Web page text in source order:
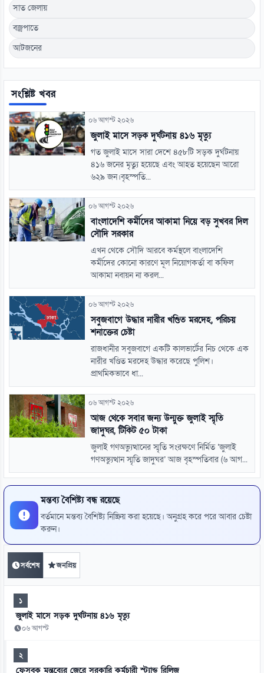
সাত জেলায়
বজ্রপাতে
আটজনের
সংশ্লিষ্ট খবর
০৬ আগস্ট ২০২৬
জুলাই মাসে সড়ক দুর্ঘটনায় ৪১৬ মৃত্যু
গত জুলাই মাসে সারা দেশে ৪৫৮টি সড়ক দুর্ঘটনায়
৪১৬ জনের মৃত্যু হয়েছে এবং আহত হয়েছেন আরো
৬২৯ জন।বৃহস্পতি...
০৬ আগস্ট ২০২৬
বাংলাদেশি কর্মীদের আকামা নিয়ে বড় সুখবর দিল
সৌদি সরকার
এখন থেকে সৌদি আরবে কর্মস্থলে বাংলাদেশি
কর্মীদের কোনো কারণে মূল নিয়োগকর্তা বা কফিল
আকামা নবায়ন না করল...
০৬ আগস্ট ২০২৬
সবুজবাগে উদ্ধার নারীর খণ্ডিত মরদেহ, পরিচয়
শনাক্তের চেষ্টা
রাজধানীর সবুজবাগে একটি কালভার্টের নিচ থেকে এক
নারীর খণ্ডিত মরদেহ উদ্ধার করেছে পুলিশ।
প্রাথমিকভাবে ধা...
০৬ আগস্ট ২০২৬
আজ থেকে সবার জন্য উন্মুক্ত জুলাই স্মৃতি
জাদুঘর, টিকিট ৫০ টাকা
জুলাই গণঅভ্যুত্থানের স্মৃতি সংরক্ষণে নির্মিত ‘জুলাই
গণঅভ্যুত্থান স্মৃতি জাদুঘর’ আজ বৃহস্পতিবার (৬ আগ...
মন্তব্য বৈশিষ্ট্য বন্ধ রয়েছে
বর্তমানে মন্তব্য বৈশিষ্ট্য নিষ্ক্রিয় করা হয়েছে। অনুগ্রহ করে পরে আবার চেষ্টা
করুন।
সর্বশেষ জনপ্রিয়
১
জুলাই মাসে সড়ক দুর্ঘটনায় ৪১৬ মৃত্যু
০৬ আগস্ট
২
ফেসবুক মন্তব্যের জেরে সরকারি কর্মচারী স্ট্যান্ড রিলিজ